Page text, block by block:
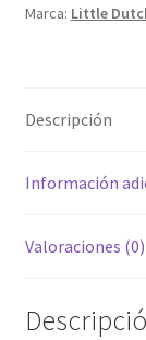
Marca: Little
Descripción
Información
Valoraciones (0)